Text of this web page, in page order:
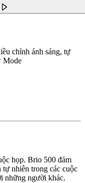
chỉnh ánh sáng, tự
Mode
họp. Brio 500 đảm
tự nhiên trong các cuộc
những người khác.